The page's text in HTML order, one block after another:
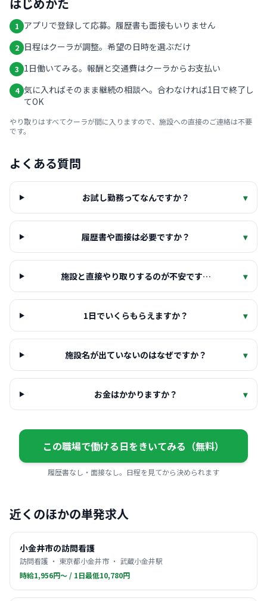
1 アプリで登録して応募。履歴書も面接もいりません
2 日程はクーラが調整。希望の日時を選ぶだけ
3 1日働いてみる。報酬と交通費はクーラからお支払い
4 気に入ればそのまま継続の相談へ。合わなければ1日で終了し
てOK
やり取りはすべてクーラが間に入りますので、施設への直接のご連絡は不要
です。
よくある質問
お試し勤務ってなんですか？ ▾
履歴書や面接は必要ですか？ ▾
施設と直接やり取りするのが不安です… ▾
1日でいくらもらえますか？ ▾
施設名が出ていないのはなぜですか？ ▾
お金はかかりますか？ ▾
この職場で働ける日をきいてみる（無料）
履歴書なし・面接なし。日程を見てから決められます
近くのほかの単発求人
小金井市の訪問看護
訪問看護 ・ 東京都小金井市 ・ 武蔵小金井駅
時給1,956円〜 / 1日最低10,780円